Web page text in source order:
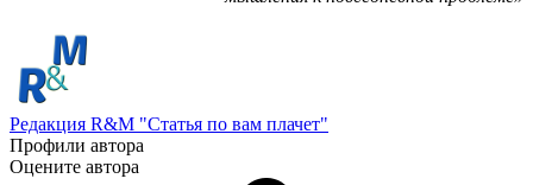
Редакция R&M "Статья по вам плачет"
Профили автора
Оцените автора